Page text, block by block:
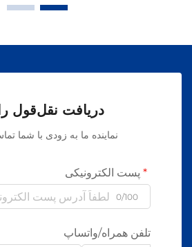
دریافت نقل‌قول
نماینده ما به زودی با شما
پست الکترونیکی
0/100
تلفن همراه/واتساپ